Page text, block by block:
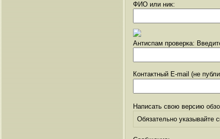
ФИО или ник:
Антиспам проверка:
Контактный E-mail (не
Написать свою версию
Обязательно указывайте